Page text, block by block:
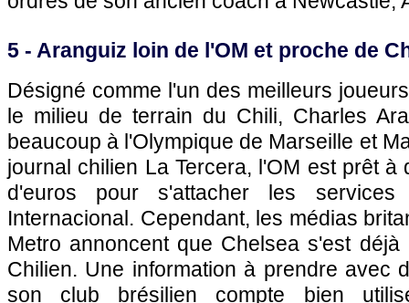
5 - Aranguiz loin de l'OM et proche de
Désigné comme l'un des meilleurs
le milieu de terrain du Chili, Charles
beaucoup à l'Olympique de Marseille et
journal chilien La Tercera, l'OM est prêt à
d'euros pour s'attacher les
Internacional. Cependant, les médias
Metro annoncent que Chelsea s'est
Chilien. Une information à prendre avec
son club brésilien compte bien